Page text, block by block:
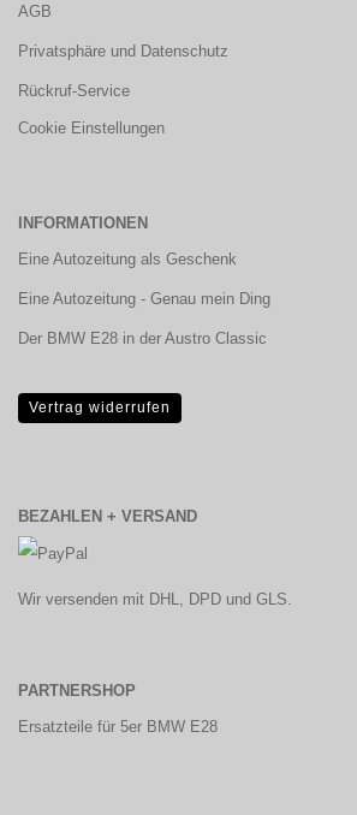
AGB
Privatsphäre und Datenschutz
Rückruf-Service
Cookie Einstellungen
INFORMATIONEN
Eine Autozeitung als Geschenk
Eine Autozeitung - Genau mein Ding
Der BMW E28 in der Austro Classic
Vertrag widerrufen
BEZAHLEN + VERSAND
Wir versenden mit DHL, DPD und GLS.
PARTNERSHOP
Ersatzteile für 5er BMW E28